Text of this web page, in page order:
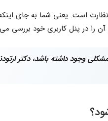
است. یعنی شما به جای
را در پنل کاربری خود بررسی
وجود داشته باشد، دکتر